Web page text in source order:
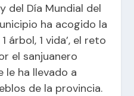
del Día Mundial del
ha acogido la
árbol, 1 vida’, el reto
el sanjuanero
le ha llevado a
de la provincia.